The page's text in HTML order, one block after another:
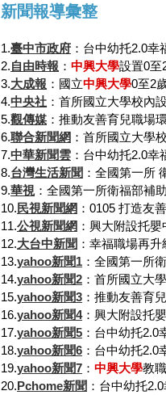
新聞報導彙整
1.臺中市政府 ：台中幼托2.0幸
2.自由時報 ： 中興大學設置0至
3.大成報 ：國立中興大學0至2
4.中央社 ：首所國立大學校內
5.觀傳媒 ：推動友善育兒職場
6.聯合新聞網 ：首所國立大學
7.中華新聞雲 ：台中幼托2.0
8.台灣生活新聞 ：全國第一所
9.華視 ：全國第一所衛福部
10. 民視新聞網 ：0105 打造友
11.公視新聞網 ：興大附設托
12.大台中新聞 ：幸福職場再
13.yahoo新聞1 ：全國第一所
14.yahoo新聞2 ：首所國立大
15.yahoo新聞3 ：推動友善育
16.yahoo新聞4：興大附設托
17.yahoo新聞5 ：台中幼托
18.yahoo新聞6 ：台中幼托2.0
19.yahoo新聞7 ： 中興大學教
20.Pchome新聞 ：台中幼托